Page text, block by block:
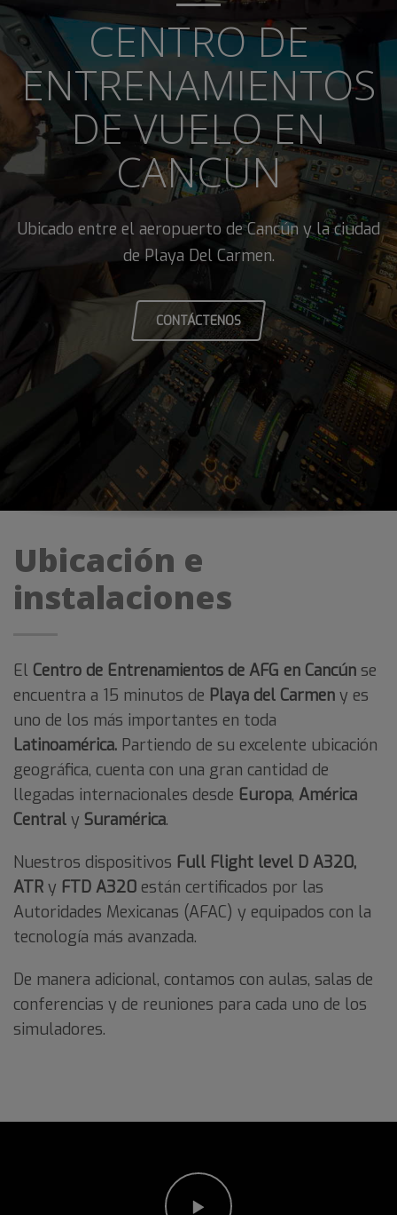
CENTRO DE
ENTRENAMIENTOS
DE VUELO EN
CANCÚN
Ubicado entre el aeropuerto de Cancún y la ciudad
de Playa Del Carmen.
CONTÁCTENOS
Ubicación e
instalaciones
El Centro de Entrenamientos de AFG en Cancún se
encuentra a 15 minutos de Playa del Carmen y es
uno de los más importantes en toda
Latinoamérica. Partiendo de su excelente ubicación
geográfica, cuenta con una gran cantidad de
llegadas internacionales desde Europa, América
Central y Suramérica.
Nuestros dispositivos Full Flight level D A320,
ATR y FTD A320 están certificados por las
Autoridades Mexicanas (AFAC) y equipados con la
tecnología más avanzada.
De manera adicional, contamos con aulas, salas de
conferencias y de reuniones para cada uno de los
simuladores.